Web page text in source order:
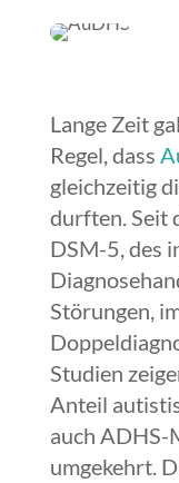
Lange Zeit
Regel, dass
gleichzeitig
durften. Seit
DSM-5, des
Störungen,
Studien
Anteil
auch ADHS-
umgekehrt.